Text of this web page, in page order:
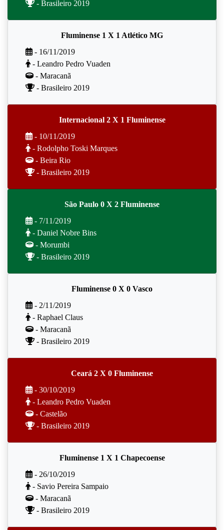
- Brasileiro 2019
Fluminense 1 X 1 Atlético MG
- 16/11/2019
- Leandro Pedro Vuaden
- Maracanã
- Brasileiro 2019
Internacional 2 X 1 Fluminense
- 10/11/2019
- Rodolpho Toski Marques
- Beira Rio
- Brasileiro 2019
São Paulo 0 X 2 Fluminense
- 7/11/2019
- Daniel Nobre Bins
- Morumbi
- Brasileiro 2019
Fluminense 0 X 0 Vasco
- 2/11/2019
- Raphael Claus
- Maracanã
- Brasileiro 2019
Ceará 2 X 0 Fluminense
- 30/10/2019
- Leandro Pedro Vuaden
- Castelão
- Brasileiro 2019
Fluminense 1 X 1 Chapecoense
- 26/10/2019
- Savio Pereira Sampaio
- Maracanã
- Brasileiro 2019